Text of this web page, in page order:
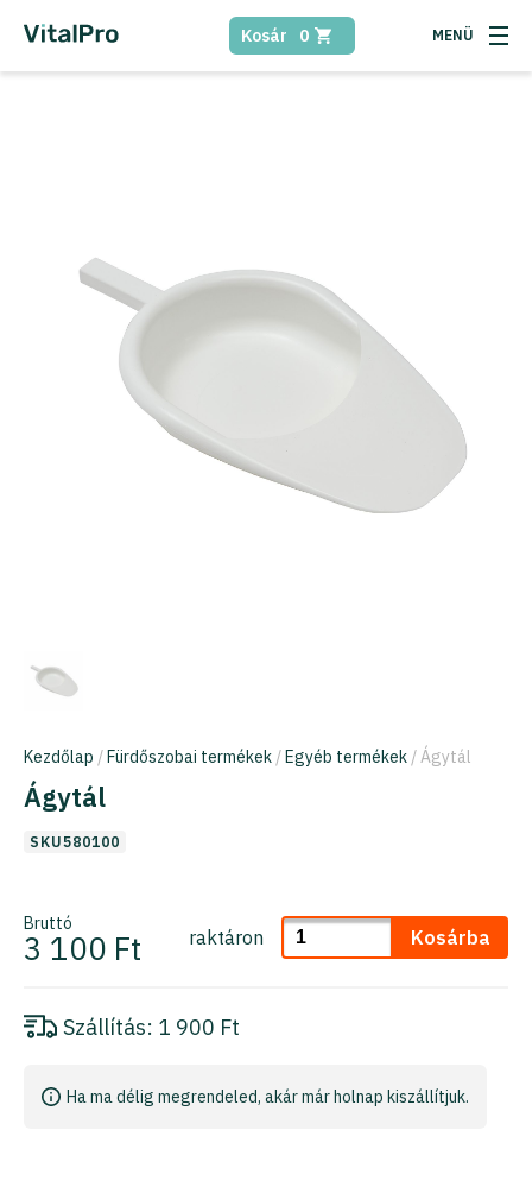
Kosár 0
Kezdőlap /Fürdőszobai termékek /Egyéb termékek / Ágytál
Ágytál
SKU580100
Bruttó
3 100 Ft raktáron Kosárba
Szállítás: 1 900 Ft
Ha ma délig megrendeled, akár már holnap kiszállítjuk.